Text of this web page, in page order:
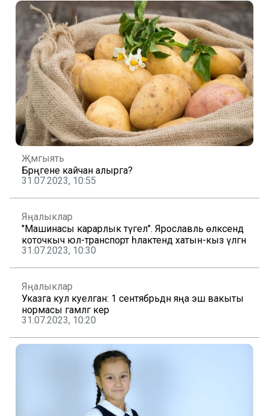
Җәмгыять
Бәрәңгене кайчан алырга?
31.07.2023, 10:55
Яңалыклар
"Машинасы карарлык түгел". Ярославль өлкәсендә
коточкыч юл-транспорт һәлакәтендә хатын-кыз үлгән
31.07.2023, 10:30
Яңалыклар
Указга кул куелган: 1 сентябрьдән яңа эш вакыты
нормасы гамәлгә керә
31.07.2023, 10:20